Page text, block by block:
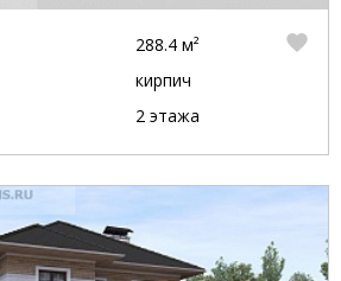
288.4 м²
кирпич
2 этажа